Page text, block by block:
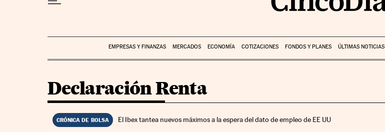
EMPRESAS Y FINANZAS MERCADOS ECONOMÍA COTIZACIONES FONDOS Y PLANES ÚLTIMAS NOTICIAS
Declaración Renta
CRÓNICA DE BOLSA El Ibex tantea nuevos máximos a la espera del dato de empleo de EE UU